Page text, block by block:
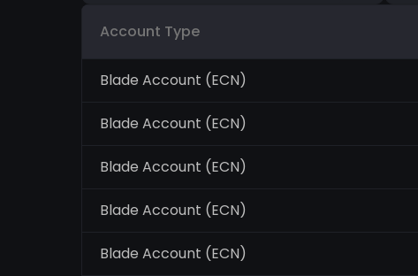
Account Type
Blade Account (ECN)
Blade Account (ECN)
Blade Account (ECN)
Blade Account (ECN)
Blade Account (ECN)